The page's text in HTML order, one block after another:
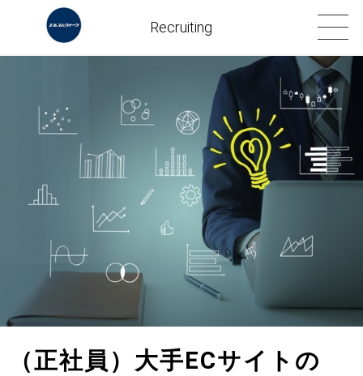
Recruiting
（正社員）大手ECサイトの